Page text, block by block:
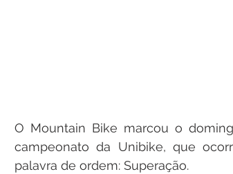
O Mountain Bike marcou o
campeonato da Unibike, que
palavra de ordem: Superação.